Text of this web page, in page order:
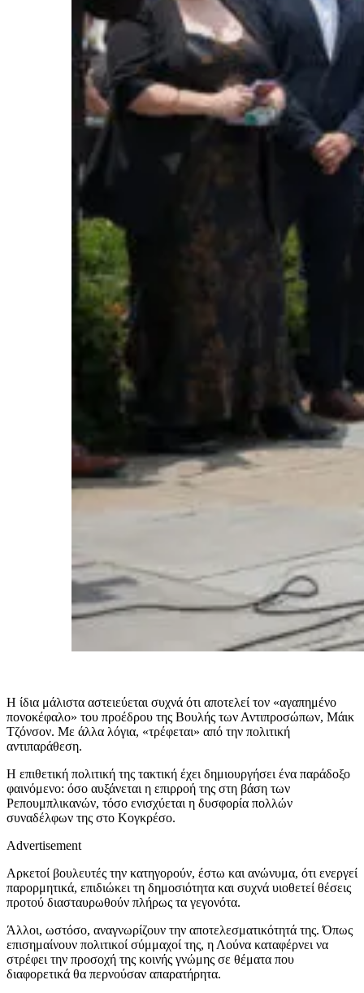
Η ίδια μάλιστα αστειεύεται συχνά ότι αποτελεί τον «αγαπημένο
πονοκέφαλο» του προέδρου της Βουλής των Αντιπροσώπων, Μάικ
Τζόνσον. Με άλλα λόγια, «τρέφεται» από την πολιτική
αντιπαράθεση.
Η επιθετική πολιτική της τακτική έχει δημιουργήσει ένα παράδοξο
φαινόμενο: όσο αυξάνεται η επιρροή της στη βάση των
Ρεπουμπλικανών, τόσο ενισχύεται η δυσφορία πολλών
συναδέλφων της στο Κογκρέσο.
Advertisement
Αρκετοί βουλευτές την κατηγορούν, έστω και ανώνυμα, ότι ενεργεί
παρορμητικά, επιδιώκει τη δημοσιότητα και συχνά υιοθετεί θέσεις
προτού διασταυρωθούν πλήρως τα γεγονότα.
Άλλοι, ωστόσο, αναγνωρίζουν την αποτελεσματικότητά της. Όπως
επισημαίνουν πολιτικοί σύμμαχοί της, η Λούνα καταφέρνει να
στρέφει την προσοχή της κοινής γνώμης σε θέματα που
διαφορετικά θα περνούσαν απαρατήρητα.